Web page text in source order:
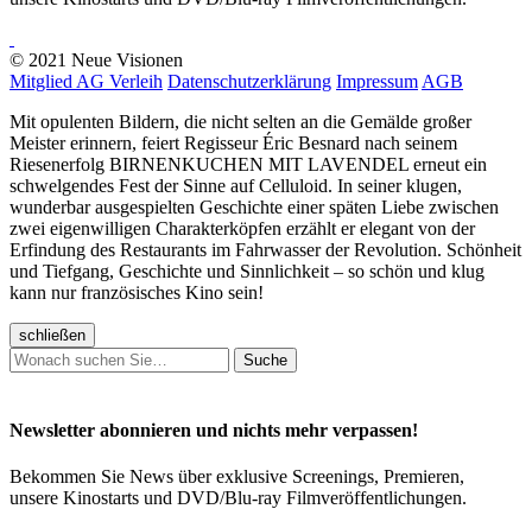
© 2021 Neue Visionen
Mitglied AG Verleih Datenschutzerklärung ImpressumAGB
Mit opulenten Bildern, die nicht selten an die Gemälde großer
Meister erinnern, feiert Regisseur Éric Besnard nach seinem
Riesenerfolg BIRNENKUCHEN MIT LAVENDEL erneut ein
schwelgendes Fest der Sinne auf Celluloid. In seiner klugen,
wunderbar ausgespielten Geschichte einer späten Liebe zwischen
zwei eigenwilligen Charakterköpfen erzählt er elegant von der
Erfindung des Restaurants im Fahrwasser der Revolution. Schönheit
und Tiefgang, Geschichte und Sinnlichkeit – so schön und klug
kann nur französisches Kino sein!
schließen
Suche
Newsletter abonnieren und nichts mehr verpassen!
Bekommen Sie News über exklusive Screenings, Premieren,
unsere Kinostarts und DVD/Blu-ray Filmveröffentlichungen.